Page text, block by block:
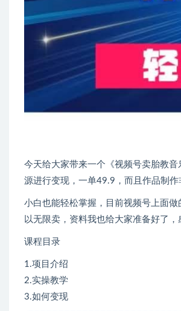
今天给大家带来一个《视频号卖胎教
源进行变现，一单49.9，而且作品制作
小白也能轻松掌握，目前视频号上面
以无限卖，资料我也给大家准备好了
课程目录
1.项目介绍
2.实操教学
3.如何变现